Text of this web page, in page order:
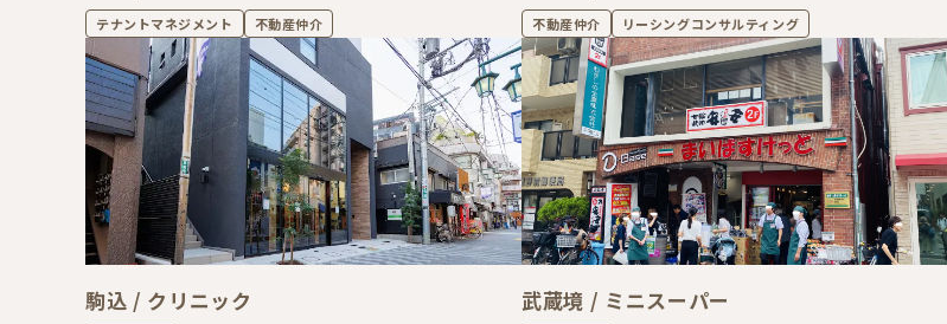
テナントマネジメント 不動産仲介 不動産仲介 リーシングコンサルティング
駒込 / クリニック 武蔵境 / ミニスーパー